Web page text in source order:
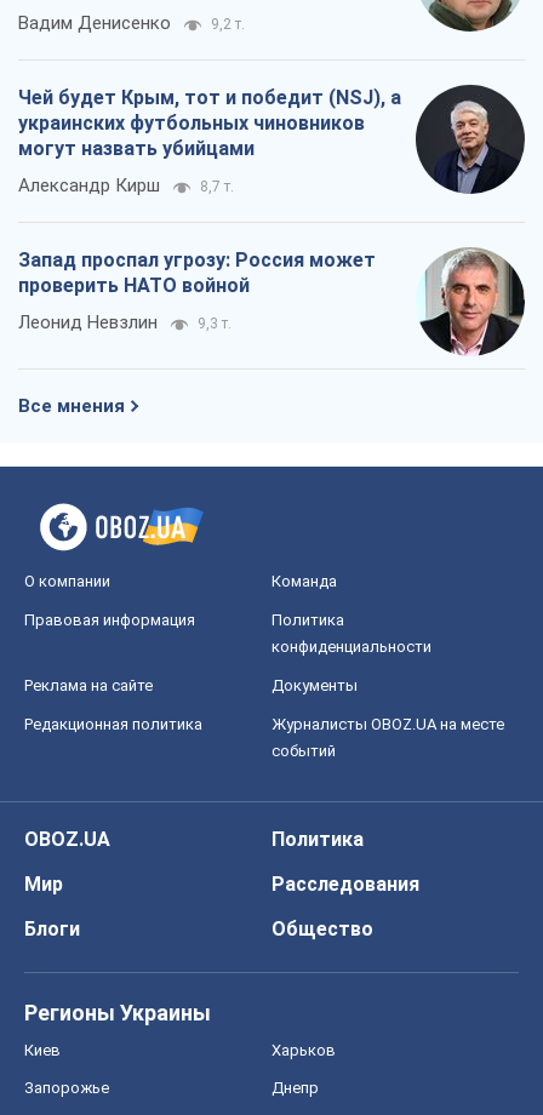
Вадим Денисенко 9,2 т.
Чей будет Крым, тот и победит (NSJ), а
украинских футбольных чиновников
могут назвать убийцами
Александр Кирш 8,7 т.
Запад проспал угрозу: Россия может
проверить НАТО войной
Леонид Невзлин 9,3 т.
Все мнения
О компании Команда
Правовая информация
Политика
конфиденциальности
Реклама на сайте Документы
Редакционная политика
Журналисты OBOZ.UA на месте
событий
OBOZ.UA
Политика
Мир
Расследования
Блоги
Общество
Регионы Украины
Киев Харьков
Запорожье Днепр